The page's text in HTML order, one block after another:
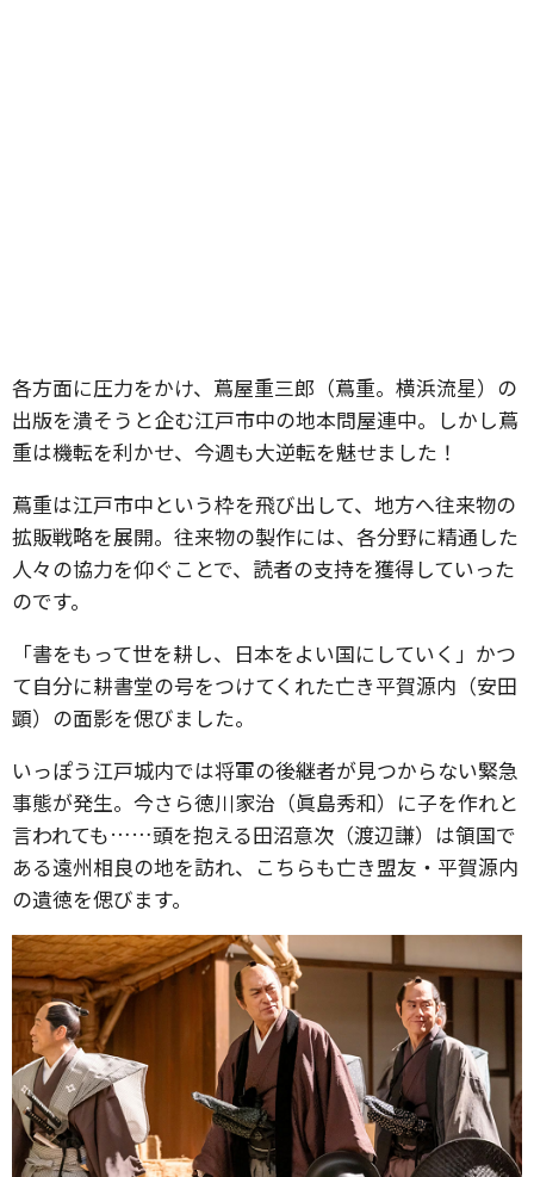
各方面に圧力をかけ、蔦屋重三郎（蔦重。横浜流星）の
出版を潰そうと企む江戸市中の地本問屋連中。しかし蔦
重は機転を利かせ、今週も大逆転を魅せました！
蔦重は江戸市中という枠を飛び出して、地方へ往来物の
拡販戦略を展開。往来物の製作には、各分野に精通した
人々の協力を仰ぐことで、読者の支持を獲得していった
のです。
「書をもって世を耕し、日本をよい国にしていく」かつ
て自分に耕書堂の号をつけてくれた亡き平賀源内（安田
顕）の面影を偲びました。
いっぽう江戸城内では将軍の後継者が見つからない緊急
事態が発生。今さら徳川家治（眞島秀和）に子を作れと
言われても……頭を抱える田沼意次（渡辺謙）は領国で
ある遠州相良の地を訪れ、こちらも亡き盟友・平賀源内
の遺徳を偲びます。